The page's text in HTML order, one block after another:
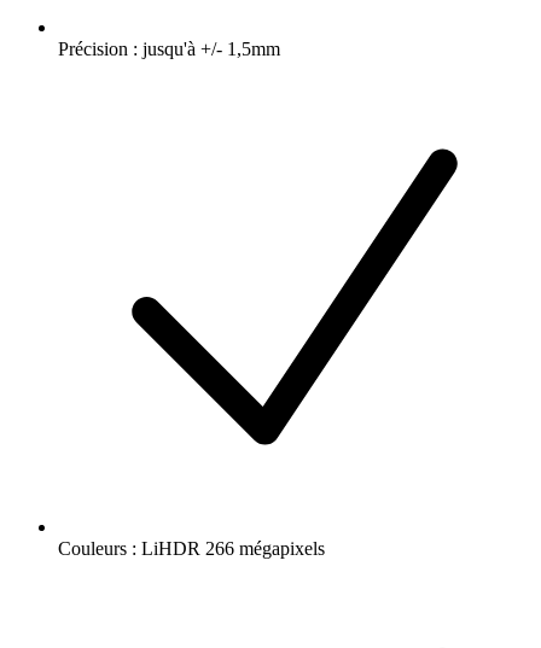
Précision : jusqu'à +/- 1,5mm
Couleurs : LiHDR 266 mégapixels